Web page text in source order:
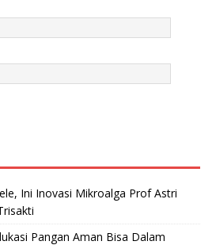
Ini Inovasi Mikroalga Prof Astri
Pangan Aman Bisa Dalam